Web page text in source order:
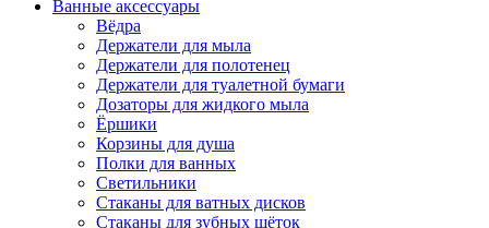
Ванные аксессуары
Вёдра
Держатели для мыла
Держатели для полотенец
Держатели для туалетной бумаги
Дозаторы для жидкого мыла
Ёршики
Корзины для душа
Полки для ванных
Светильники
Стаканы для ватных дисков
Стаканы для зубных щёток